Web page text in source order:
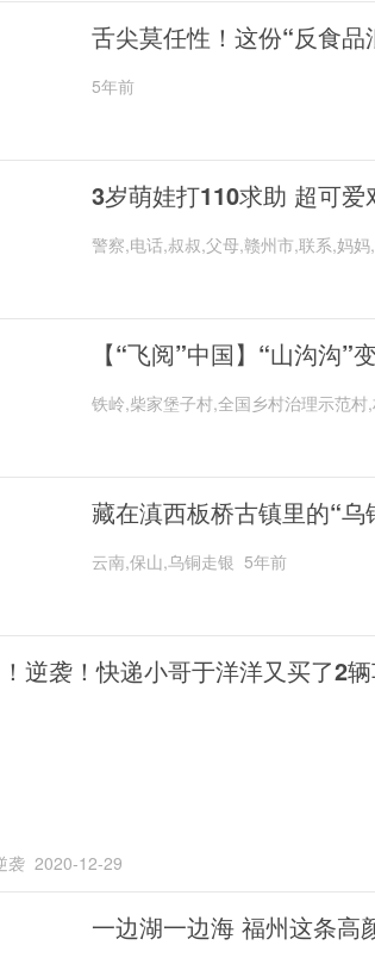
舌尖莫任性！这份“反食
5年前
3岁萌娃打110求助 超可爱
警察,电话,叔叔,父母,赣州市,联系,妈
【“飞阅”中国】“山沟沟”
铁岭,柴家堡子村,全国乡村治理示范
藏在滇西板桥古镇里的“乌
云南,保山,乌铜走银 5年前
逆袭！快递小哥于洋洋又买了2
袭 2020-12-29
一边湖一边海 福州这条高